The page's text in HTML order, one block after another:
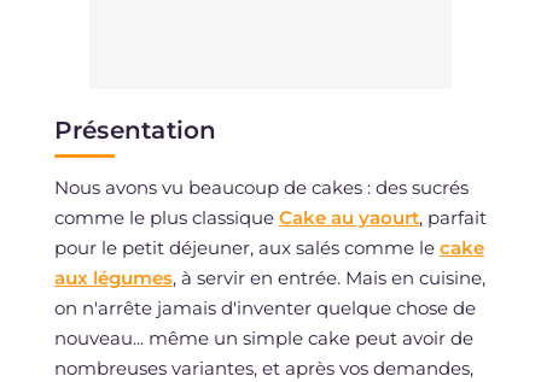
Présentation
Nous avons vu beaucoup de cakes : des sucrés
comme le plus classique Cake au yaourt, parfait
pour le petit déjeuner, aux salés comme le cake
aux légumes, à servir en entrée. Mais en cuisine,
on n'arrête jamais d'inventer quelque chose de
nouveau... même un simple cake peut avoir de
nombreuses variantes, et après vos demandes,